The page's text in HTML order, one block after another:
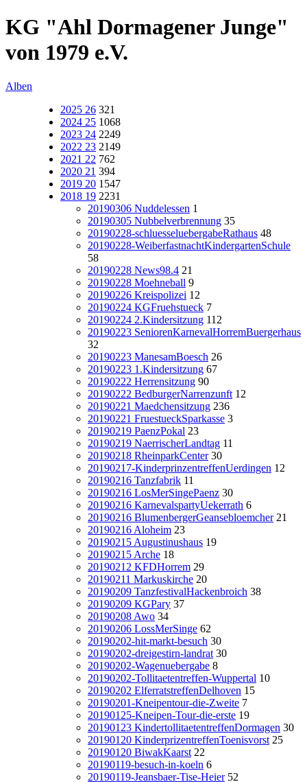
KG "Ahl Dormagener Junge"
von 1979 e.V.
Alben
2025 26 321
2024 25 1068
2023 24 2249
2022 23 2149
2021 22 762
2020 21 394
2019 20 1547
2018 19 2231
20190306 Nuddelessen 1
20190305 Nubbelverbrennung 35
20190228-schluesseluebergabeRathaus 48
20190228-WeiberfastnachtKindergartenSchule
58
20190228 News98.4 21
20190228 Moehneball 9
20190226 Kreispolizei 12
20190224 KGFruehstueck 7
20190224 2.Kindersitzung 112
20190223 SeniorenKarnevalHorremBuergerhaus
32
20190223 ManesamBoesch 26
20190223 1.Kindersitzung 67
20190222 Herrensitzung 90
20190222 BedburgerNarrenzunft 12
20190221 Maedchensitzung 236
20190221 FruestueckSparkasse 3
20190219 PaenzPokal 23
20190219 NaerrischerLandtag 11
20190218 RheinparkCenter 30
20190217-KinderprinzentreffenUerdingen 12
20190216 Tanzfabrik 11
20190216 LosMerSingePaenz 30
20190216 KarnevalspartyUekerrath 6
20190216 BlumenbergerGeansebloemcher 21
20190216 Aloheim 23
20190215 Augustinushaus 19
20190215 Arche 18
20190212 KFDHorrem 29
20190211 Markuskirche 20
20190209 TanzfestivalHackenbroich 38
20190209 KGPary 37
20190208 Awo 34
20190206 LossMerSinge 62
20190202-hit-markt-besuch 30
20190202-dreigestirn-landrat 30
20190202-Wagenuebergabe 8
20190202-Tollitaetentreffen-Wuppertal 10
20190202 ElferratstreffenDelhoven 15
20190201-Kneipentour-die-Zweite 7
20190125-Kneipen-Tour-die-erste 19
20190123 KindertollitaetentreffenDormagen 30
20190120 KinderprizentreffenToenisvorst 25
20190120 BiwakKaarst 22
20190119-besuch-in-koeln 6
20190119-Jeansbaer-Tise-Heier 52